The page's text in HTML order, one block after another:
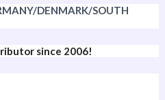
DENMARK/SOUTH
since 2006!